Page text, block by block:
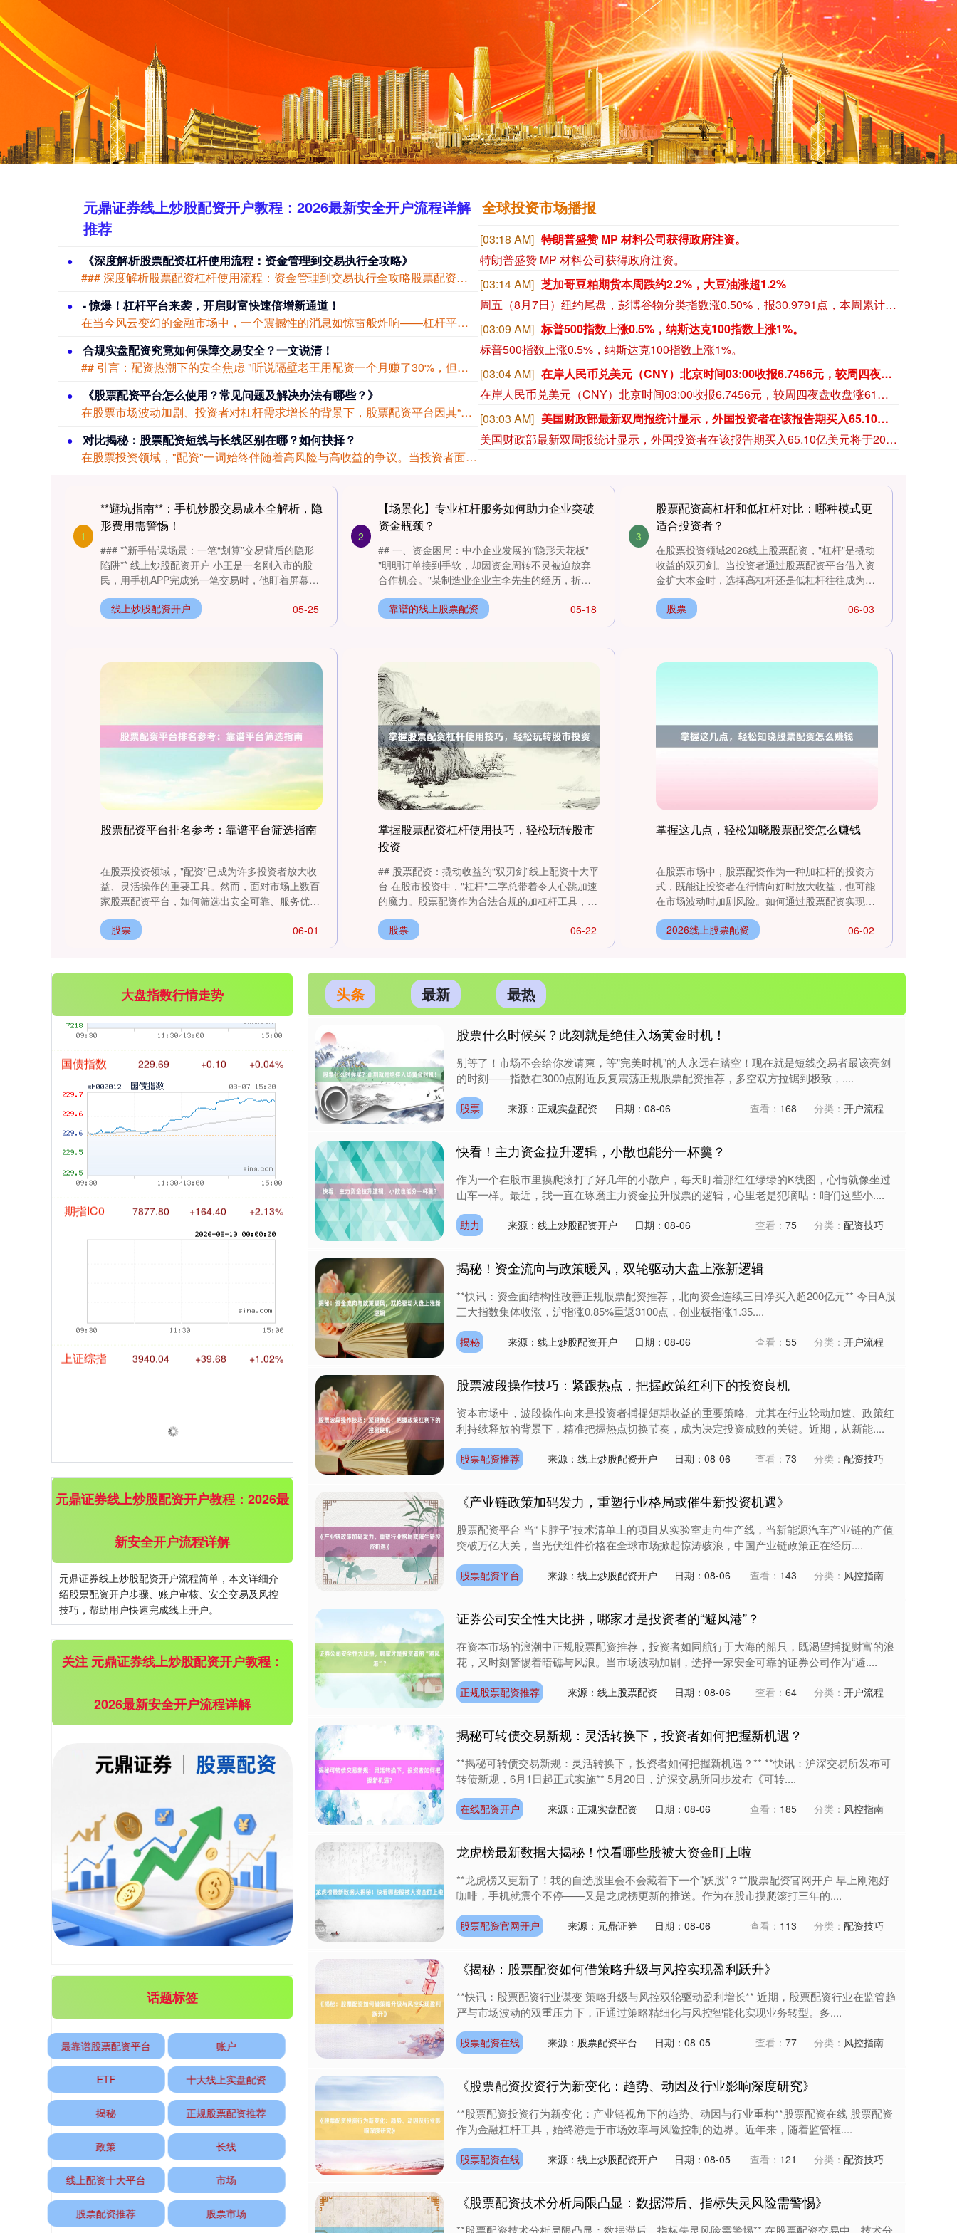
元鼎证券线上炒股配资开户教程：2026最新安全开户流程详解
推荐
《深度解析股票配资杠杆使用流程：资金管理到交易执行全攻略》
### 深度解析股票配资杠杆使用流程：资金管理到交易执行全攻略股票配资平台 ##...
- 惊爆！杠杆平台来袭，开启财富快速倍增新通道！
在当今风云变幻的金融市场中，一个震撼性的消息如惊雷般炸响——杠杆平台强势来袭，为...
合规实盘配资究竟如何保障交易安全？一文说清！
## 引言：配资热潮下的安全焦虑 "听说隔壁老王用配资一个月赚了30%，但朋友小...
《股票配资平台怎么使用？常见问题及解决办法有哪些？》
在股票市场波动加剧、投资者对杠杆需求增长的背景下，股票配资平台因其“以小博大”的...
对比揭秘：股票配资短线与长线区别在哪？如何抉择？
在股票投资领域，"配资"一词始终伴随着高风险与高收益的争议。当投资者面对股票配资...
全球投资市场播报
[03:03 AM]
[03:03 AM]
美国财政部数据显示，在最近双周报报告期内，外国投资者买入了66.23亿美元将于2031年7月31日到期的5年期国债，前一个月的买入规模为88.65亿美元。
[03:03 AM]
[03:03 AM]
美国财政部：在最近两周报告期内，投资基金买入541.07亿美元将于2028年7月31日到期的2年期国债，上月买入规模为534.59亿美元。
美国财政部：在最近两周报告期内，投资基金买入541.07亿美元将于2028年7月31日到期的2年期国债，上月买入规模为534.59亿美元。
[03:00 AM] 恒指期货夜盘收涨0.53%，报25798.60点，高水130.57点。
恒指期货夜盘收涨0.53%，报25798.60点，高水130.57点。
1
**避坑指南**：手机炒股交易成本全解析，隐
形费用需警惕！
### **新手错误场景：一笔“划算”交易背后的隐形
陷阱** 线上炒股配资开户 小王是一名刚入市的股
民，用手机APP完成第一笔交易时，他盯着屏幕上
的“佣金万分之....
05-25
线上炒股配资开户
2
【场景化】专业杠杆服务如何助力企业突破
资金瓶颈？
## 一、资金困局：中小企业发展的"隐形天花板"
"明明订单接到手软，却因资金周转不灵被迫放弃
合作机会。"某制造业企业主李先生的经历，折射
出无数中小企业面临的共....
05-18
靠谱的线上股票配资
3
股票配资高杠杆和低杠杆对比：哪种模式更
适合投资者？
在股票投资领域2026线上股票配资，"杠杆"是撬动
收益的双刃剑。当投资者通过股票配资平台借入资
金扩大本金时，选择高杠杆还是低杠杆往往成为决
定盈亏的关键决策。本文....
06-03
股票
股票配资平台排名参考：靠谱平台筛选指南
在股票投资领域，"配资"已成为许多投资者放大收
益、灵活操作的重要工具。然而，面对市场上数百
家股票配资平台，如何筛选出安全可靠、服务优质
的平台？本文结合行业最新数....
06-01
股票
掌握股票配资杠杆使用技巧，轻松玩转股市
投资
## 股票配资：撬动收益的“双刃剑”线上配资十大平
台 在股市投资中，"杠杆"二字总带着令人心跳加速
的魔力。股票配资作为合法合规的加杠杆工具，通
过向配资平台借入资....
06-22
股票
掌握这几点，轻松知晓股票配资怎么赚钱
在股票市场中，股票配资作为一种加杠杆的投资方
式，既能让投资者在行情向好时放大收益，也可能
在市场波动时加剧风险。如何通过股票配资实现稳
健盈利？本文将从核心逻辑、操....
06-02
2026线上股票配资
大盘指数行情走势
深证成指 14311.01 +200.89 +1.42%
沪深300
创业板指 3563.12 +47.56 +1.35%
国债指数 229.69 +0.10
深证成指 14311.01 +200.89 +1.42%
北证50 1134.24 +11.37 +1.01%
基金指数 7242.10 +12.30 +0.17%
元鼎证券线上炒股配资开户教程：2026最
新安全开户流程详解
元鼎证券线上炒股配资开户流程简单，本文详细介
绍股票配资开户步骤、账户审核、安全交易及风控
技巧，帮助用户快速完成线上开户。
关注 元鼎证券线上炒股配资开户教程：
2026最新安全开户流程详解
话题标签
最靠谱股票配资平台 账户
ETF 十大线上实盘配资
揭秘 正规股票配资推荐
政策 长线
线上配资十大平台 市场
股票配资推荐 股票市场
头条 最新 最热
股票什么时候买？此刻就是绝佳入场黄金时机！
别等了！市场不会给你发请柬，等"完美时机"的人永远在踏空！现在就是短线交易者最该亮剑
的时刻——指数在3000点附近反复震荡正规股票配资推荐，多空双方拉锯到极致，....
股票 来源：正规实盘配资 日期：08-06 查看： 168 分类： 开户流程
快看！主力资金拉升逻辑，小散也能分一杯羹？
作为一个在股市里摸爬滚打了好几年的小散户，每天盯着那红红绿绿的K线图，心情就像坐过
山车一样。最近，我一直在琢磨主力资金拉升股票的逻辑，心里老是犯嘀咕：咱们这些小....
助力 来源：线上炒股配资开户 日期：08-06 查看： 75 分类： 配资技巧
揭秘！资金流向与政策暖风，双轮驱动大盘上涨新逻辑
**快讯：资金面结构性改善正规股票配资推荐，北向资金连续三日净买入超200亿元** 今日A股
三大指数集体收涨，沪指涨0.85%重返3100点，创业板指涨1.35....
揭秘 来源：线上炒股配资开户 日期：08-06 查看： 55 分类： 开户流程
股票波段操作技巧：紧跟热点，把握政策红利下的投资良机
资本市场中，波段操作向来是投资者捕捉短期收益的重要策略。尤其在行业轮动加速、政策红
利持续释放的背景下，精准把握热点切换节奏，成为决定投资成败的关键。近期，从新能....
股票配资推荐 来源：线上炒股配资开户 日期：08-06 查看： 73 分类： 配资技巧
《产业链政策加码发力，重塑行业格局或催生新投资机遇》
股票配资平台 当“卡脖子”技术清单上的项目从实验室走向生产线，当新能源汽车产业链的产值
突破万亿大关，当光伏组件价格在全球市场掀起惊涛骇浪，中国产业链政策正在经历....
股票配资平台 来源：线上炒股配资开户 日期：08-06 查看： 143 分类： 风控指南
证券公司安全性大比拼，哪家才是投资者的“避风港”？
在资本市场的浪潮中正规股票配资推荐，投资者如同航行于大海的船只，既渴望捕捉财富的浪
花，又时刻警惕着暗礁与风浪。当市场波动加剧，选择一家安全可靠的证券公司作为“避....
正规股票配资推荐 来源：线上股票配资 日期：08-06 查看： 64 分类： 开户流程
揭秘可转债交易新规：灵活转换下，投资者如何把握新机遇？
**揭秘可转债交易新规：灵活转换下，投资者如何把握新机遇？** **快讯：沪深交易所发布可
转债新规，6月1日起正式实施** 5月20日，沪深交易所同步发布《可转....
在线配资开户 来源：正规实盘配资 日期：08-06 查看： 185 分类： 风控指南
龙虎榜最新数据大揭秘！快看哪些股被大资金盯上啦
**龙虎榜又更新了！我的自选股里会不会藏着下一个"妖股"？**股票配资官网开户 早上刚泡好
咖啡，手机就震个不停——又是龙虎榜更新的推送。作为在股市摸爬滚打三年的....
股票配资官网开户 来源：元鼎证券 日期：08-06 查看： 113 分类： 配资技巧
《揭秘：股票配资如何借策略升级与风控实现盈利跃升》
**快讯：股票配资行业谋变 策略升级与风控双轮驱动盈利增长** 近期，股票配资行业在监管趋
严与市场波动的双重压力下，正通过策略精细化与风控智能化实现业务转型。多....
股票配资在线 来源：股票配资平台 日期：08-05 查看： 77 分类： 风控指南
《股票配资投资行为新变化：趋势、动因及行业影响深度研究》
**股票配资投资行为新变化：产业链视角下的趋势、动因与行业重构**股票配资在线 股票配资
作为金融杠杆工具，始终游走于市场效率与风险控制的边界。近年来，随着监管框....
股票配资在线 来源：线上炒股配资开户 日期：08-05 查看： 121 分类： 配资技巧
《股票配资技术分析局限凸显：数据滞后、指标失灵风险需警惕》
**股票配资技术分析局限凸显：数据滞后、指标失灵风险需警惕** 在股票配资交易中，技术分